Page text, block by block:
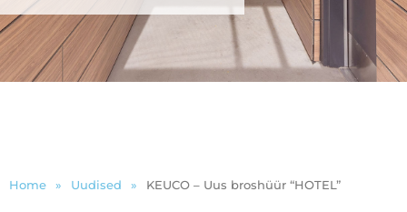
Home » Uudised » KEUCO – Uus broshüür “HOTEL”